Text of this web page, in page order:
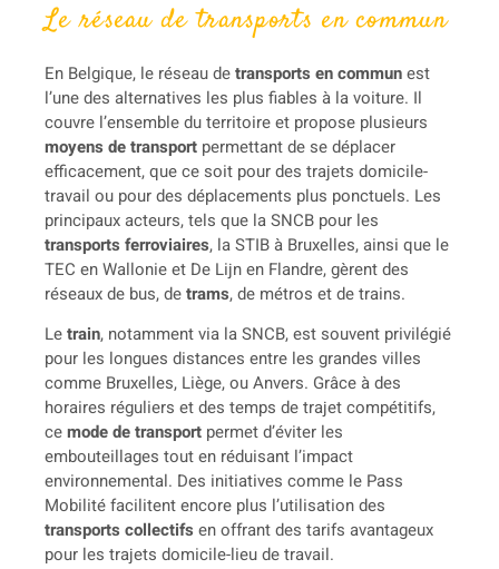
Le réseau de transports en commun
En Belgique, le réseau detransports en communest
l’une des alternatives les plus fiables à la voiture. Il
couvre l’ensemble du territoire et propose plusieurs
moyens de transport permettant de se déplacer
efficacement, que ce soit pour des trajets domicile-
travail ou pour des déplacements plus ponctuels. Les
principaux acteurs, tels que la SNCB pour les
transports ferroviaires, la STIB à Bruxelles, ainsi que le
TEC en Wallonie et De Lijn en Flandre, gèrent des
réseaux de bus, detrams, de métros et de trains.
Letrain, notamment via la SNCB, est souvent privilégié
pour les longues distances entre les grandes villes
comme Bruxelles, Liège, ou Anvers. Grâce à des
horaires réguliers et des temps de trajet compétitifs,
cemode de transport permet d’éviter les
embouteillages tout en réduisant l’impact
environnemental. Des initiatives comme le Pass
Mobilité facilitent encore plus l’utilisation des
transports collectifs en offrant des tarifs avantageux
pour les trajets domicile-lieu de travail.